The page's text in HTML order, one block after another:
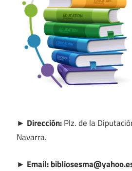
► Dirección:Plz. de la
Navarra.
► Email: